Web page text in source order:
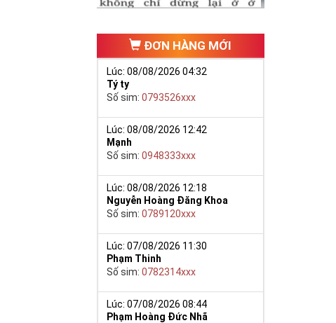
ĐƠN HÀNG MỚI
Lúc: 08/08/2026 04:32
Tý ty
Số sim:0793526xxx
Lúc: 08/08/2026 12:42
Mạnh
Số sim:0948333xxx
Lúc: 08/08/2026 12:18
Nguyễn Hoàng Đăng Khoa
Số sim:0789120xxx
Lúc: 07/08/2026 11:30
Phạm Thinh
Số sim:0782314xxx
Lúc: 07/08/2026 08:44
Phạm Hoàng Đức Nhã